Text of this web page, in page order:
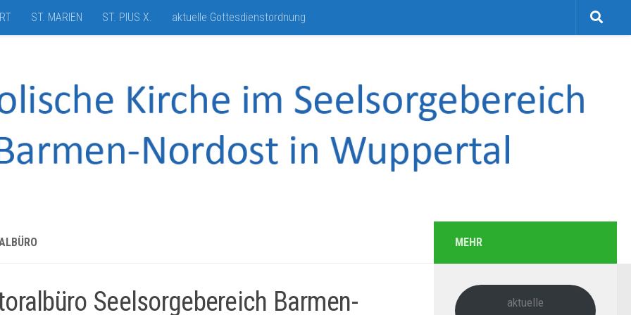
ST. MARIEN ST. PIUS X. aktuelle Gottesdienstordnung
Seelsorgebereich Barmen-
MEHR
aktuelle